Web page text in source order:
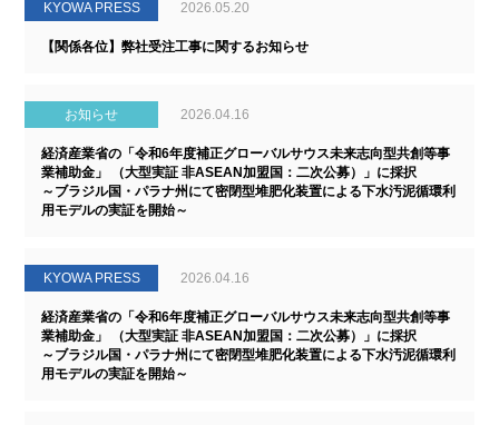
KYOWA PRESS 2026.05.20
【関係各位】弊社受注工事に関するお知らせ
お知らせ 2026.04.16
経済産業省の「令和6年度補正グローバルサウス未来志向型共創等事
業補助金」 （大型実証 非ASEAN加盟国：二次公募）」に採択
～ブラジル国・パラナ州にて密閉型堆肥化装置による下水汚泥循環利
用モデルの実証を開始～
KYOWA PRESS 2026.04.16
経済産業省の「令和6年度補正グローバルサウス未来志向型共創等事
業補助金」 （大型実証 非ASEAN加盟国：二次公募）」に採択
～ブラジル国・パラナ州にて密閉型堆肥化装置による下水汚泥循環利
用モデルの実証を開始～